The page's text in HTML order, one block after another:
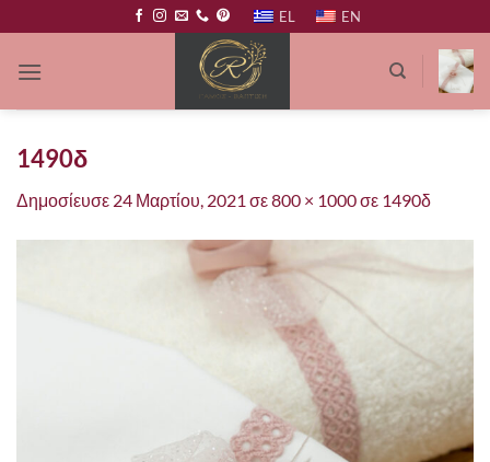
στο
περιεχόμενο
EL EN
1490δ
Δημοσίευσε 24 Μαρτίου, 2021 σε800 × 1000σε 1490δ